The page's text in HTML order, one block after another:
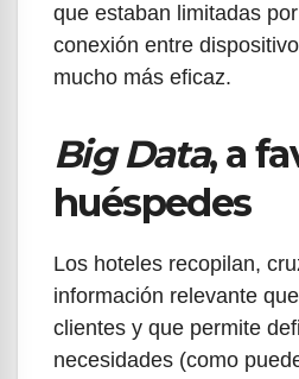
que estaban limitadas
conexión entre
mucho más eficaz.
Big Data, a
huéspedes
Los hoteles recopilan,
información relevante
clientes y que permite
necesidades (como